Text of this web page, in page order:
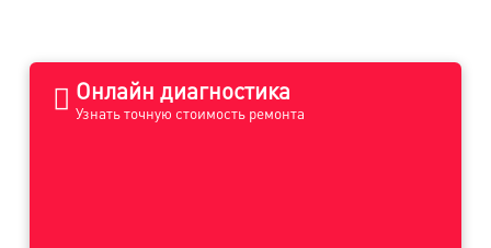
Онлайн диагностика
Узнать точную стоимость ремонта